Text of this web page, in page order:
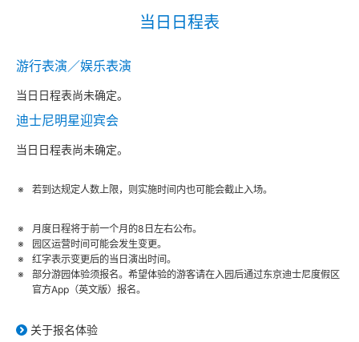
当日日程表
游行表演／娱乐表演
当日日程表尚未确定。
迪士尼明星迎宾会
当日日程表尚未确定。
若到达规定人数上限，则实施时间内也可能会截止入场。
月度日程将于前一个月的8日左右公布。
园区运营时间可能会发生变更。
红字表示变更后的当日演出时间。
部分游园体验须报名。希望体验的游客请在入园后通过东京迪士尼度假区
官方App（英文版）报名。
关于报名体验